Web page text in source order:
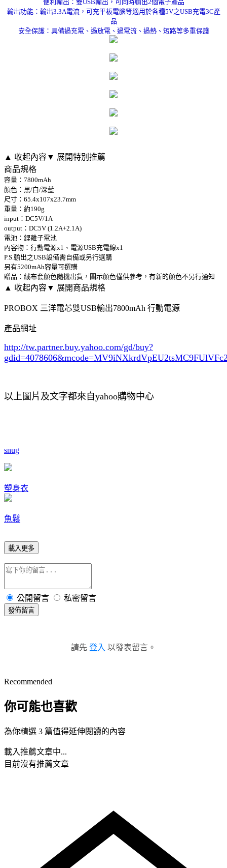
便利輸出：雙USB輸出，可同時輸出2個電子產品
輸出功能：輸出3.3A電流，可充平板電腦等適用於各種5V之USB充電3C產
品
安全保護：具備過充電、過放電、過電流、過熱、短路等多重保護
▲ 收起內容▼ 展開特別推薦
商品規格
容量：7800mAh
顏色：黑/白/深藍
尺寸：65.4x107x23.7mm
重量：約190g
input：DC5V/1A
output：DC5V (1.2A+2.1A)
電池：鋰離子電池
內容物：行動電源x1、電源USB充電線x1
P.S.輸出之USB設備需自備或另行選購
另有5200mAh容量可選購
贈品：絨布套顏色隨機出貨，圖示顏色僅供參考，有新的顏色不另行通知
▲ 收起內容▼ 展開商品規格
PROBOX 三洋電芯雙USB輸出7800mAh 行動電源
產品網址
http://tw.partner.buy.yahoo.com/gd/buy?
gdid=4078606
以上圖片及文字都來自yahoo購物中心
snug
塑身衣
魚鬆
載入更多
公開留言 私密留言
發佈留言
請先 登入 以發表留言。
Recommended
你可能也喜歡
為你精選 3 篇值得延伸閱讀的內容
載入推薦文章中...
目前沒有推薦文章